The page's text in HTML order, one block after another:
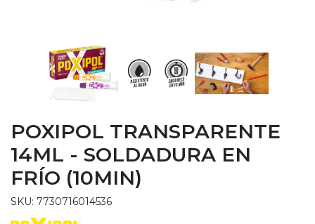
POXIPOL TRANSPARENTE
14ML - SOLDADURA EN
FRÍO (10MIN)
SKU: 7730716014536